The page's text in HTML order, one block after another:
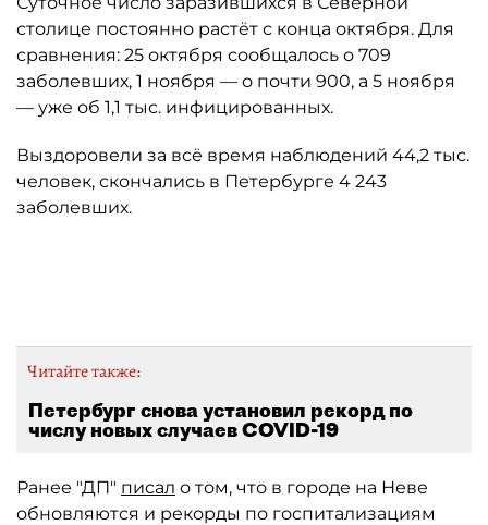
столице постоянно растёт с конца октября. Для
сравнения: 25 октября сообщалось о 709
заболевших, 1 ноября — о почти 900, а 5 ноября
— уже об 1,1 тыс. инфицированных.
Выздоровели за всё время наблюдений 44,2 тыс.
человек, скончались в Петербурге 4 243
заболевших.
Читайте также:
Петербург снова установил рекорд по
числу новых случаев COVID-19
Ранее "ДП" писал о том, что в городе на Неве
обновляются и рекорды по госпитализациям